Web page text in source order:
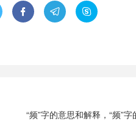
  
“频”字的意思和解释，“频”